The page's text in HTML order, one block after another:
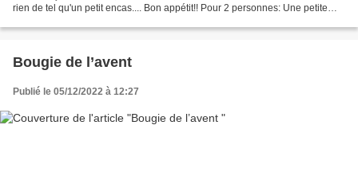
rien de tel qu'un petit encas.... Bon appétit!! Pour 2 personnes: Une petite
Bougie de l’avent
Publié le 05/12/2022 à 12:27